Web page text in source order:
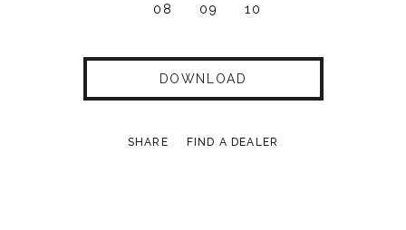
08
09 10
DOWNLOAD
SHARE FIND A DEALER